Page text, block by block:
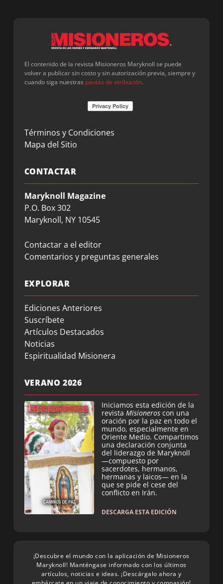
El contenido de la revista Misioneros Maryknoll se puede
volver a publicar sin costo y sin autorización previa, siempre y
cuando siga nuestras pautas de atribución.
Términos y Condiciones
Mapa del Sitio
CONTACTAR
Maryknoll Magazine
P.O. Box 302
Maryknoll, NY 10545
Contactar a el editor
Comentarios y preguntas generales
EXPLORAR
Ediciones Anteriores
Suscríbete
Artículos Destacados
Noticias
Espiritualidad Misionera
VERANO 2026
Iniciamos esta edición de la
revista Misioneros con una
oración por la paz en todo el
mundo, especialmente en
Oriente Medio. Compartimos
una declaración conjunta
del liderazgo de Maryknoll
—compuesto por
sacerdotes, hermanos,
hermanas y laicos— en la
que se pide el cese del
conflicto en Irán.
DESCARGA ESTA EDICIÓN
¡Descubre el mundo con la aplicación de Misioneros
Maryknoll! Manténgase informado con los últimos
artículos, noticias e ideas. ¡Descárgalo ahora y